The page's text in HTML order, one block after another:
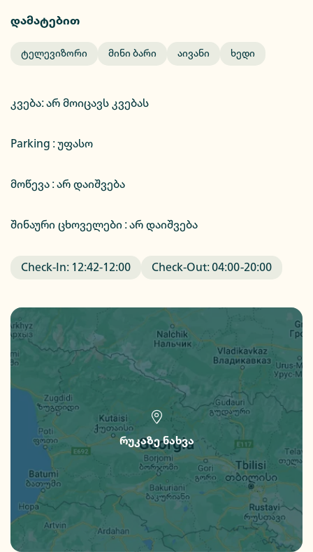
დამატებით
Ტელევიზორი Მინი Ბარი Აივანი Ხედი
კვება:არ მოიცავს კვებას
Parking :უფასო
მოწევა : არ დაიშვება
შინაური ცხოველები : არ დაიშვება
Check-In: 12:42-12:00 Check-Out:04:00-20:00
რუკაზე ნახვა